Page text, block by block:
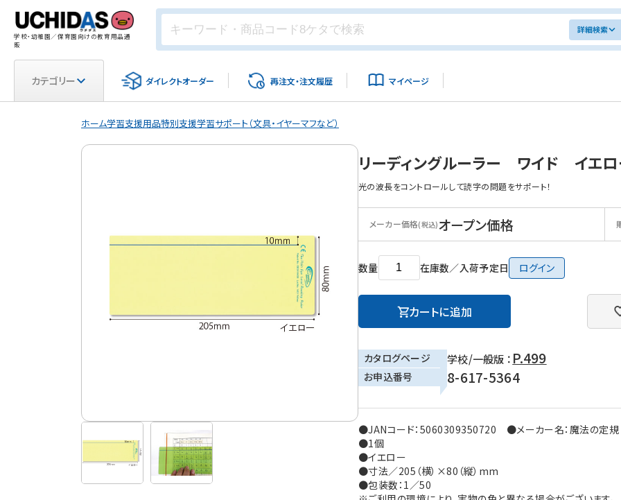
学校・幼稚園／保育園向けの教育用品通
販
詳細検索
カテゴリー ダイレクトオーダー 再注文・注文履歴 マイページ
ホーム学習支援用品特別支援学習サポート（文具・イヤーマフなど）
リーディングルーラー ワイド イエ
光の波長をコントロールして読字の問題をサポート！
メーカー価格(税込)オープン価格
数量 在庫数／入荷予定日 ログイン
カートに追加
カタログページ 学校/一般版 ： P.499
お申込番号 8-617-5364
●JANコード：5060309350720 ●メーカー名：魔法の定規
●1個
●イエロー
●寸法／205（横）×80（縦）mm
●包装数：1／50